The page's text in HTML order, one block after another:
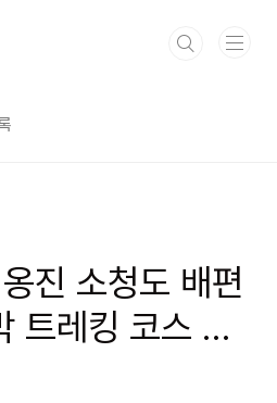
진 소청도 배편
트레킹 코스 여